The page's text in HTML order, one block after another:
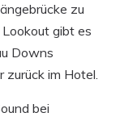
zu
gibt es
Downs
im Hotel.
bei